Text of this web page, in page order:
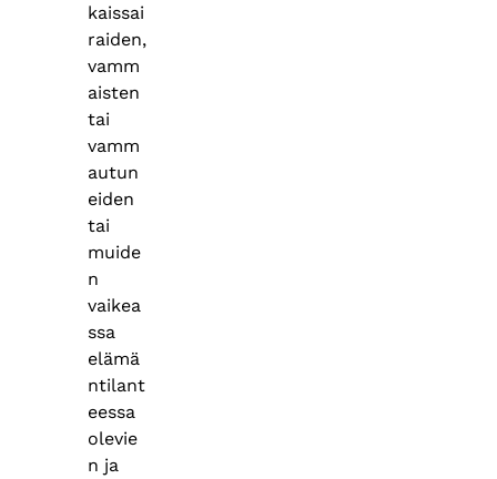
kaissai
raiden,
vamm
aisten
tai
vamm
autun
eiden
tai
muide
n
vaikea
ssa
elämä
ntilant
eessa
olevie
n ja